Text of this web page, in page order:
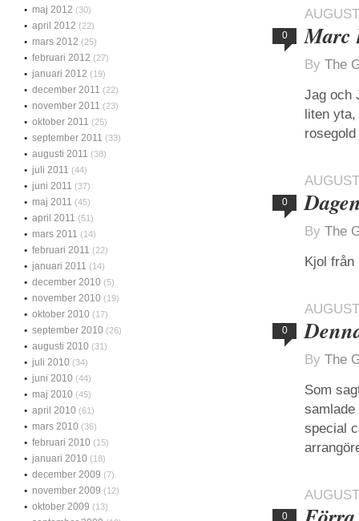
0 Marc
By The
Jag och
liten
0
By The
Kjol från
0
By The
Som
special
0
maj 2012 (30)
april 2012 (22)
mars 2012 (25)
februari 2012 (27)
januari 2012 (19)
december 2011 (22)
november 2011 (23)
oktober 2011 (25)
september 2011 (33)
augusti 2011 (38)
juli 2011 (44)
juni 2011 (37)
maj 2011 (45)
april 2011 (51)
mars 2011 (14)
februari 2011 (22)
januari 2011 (14)
december 2010 (5)
november 2010 (19)
oktober 2010 (17)
september 2010 (26)
augusti 2010 (31)
juli 2010 (34)
juni 2010 (44)
maj 2010 (45)
april 2010 (61)
mars 2010 (36)
februari 2010 (15)
januari 2010 (18)
december 2009 (7)
november 2009 (12)
oktober 2009 (13)